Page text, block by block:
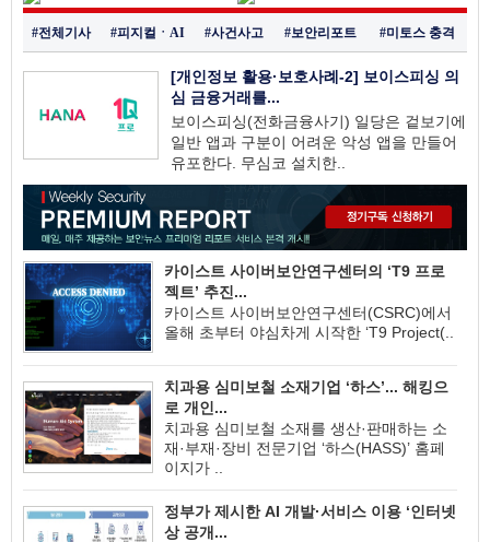
#전체기사 #피지컬ㆍAI #사건사고 #보안리포트 #미토스 충격
[개인정보 활용·보호사례-2] 보이스피싱 의
심 금융거래를...
보이스피싱(전화금융사기) 일당은 겉보기에
일반 앱과 구분이 어려운 악성 앱을 만들어
유포한다. 무심코 설치한..
카이스트 사이버보안연구센터의 ‘T9 프로
젝트’ 추진...
카이스트 사이버보안연구센터(CSRC)에서
올해 초부터 야심차게 시작한 ‘T9 Project(..
치과용 심미보철 소재기업 ‘하스’... 해킹으
로 개인...
치과용 심미보철 소재를 생산·판매하는 소
재·부재·장비 전문기업 ‘하스(HASS)’ 홈페
이지가 ..
정부가 제시한 AI 개발·서비스 이용 ‘인터넷
상 공개...